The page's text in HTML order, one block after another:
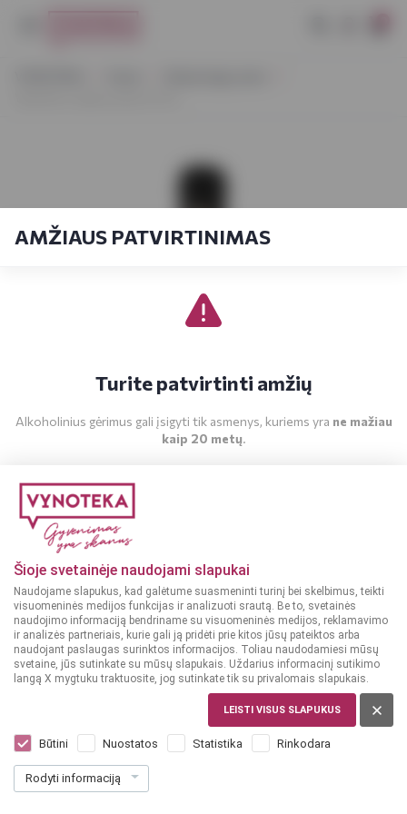
Šioje svetainėje naudojami slapukai
Naudojame slapukus, kad galėtume suasmeninti turinį bei skelbimus, teikti
visuomeninės medijos funkcijas ir analizuoti srautą. Be to, svetainės
naudojimo informaciją bendriname su visuomeninės medijos, reklamavimo
ir analizės partneriais, kurie gali ją pridėti prie kitos jūsų pateiktos arba
naudojant paslaugas surinktos informacijos. Toliau naudodamiesi mūsų
svetaine, jūs sutinkate su mūsų slapukais. Uždarius informacinį sutikimo
langą X mygtuku traktuosite, jog sutinkate tik su privalomais slapukais.
LEISTI VISUS SLAPUKUS
Būtini Nuostatos Statistika Rinkodara
Rodyti informaciją
AMŽIAUS PATVIRTINIMAS
Turite patvirtinti amžių
Alkoholinius gėrimus gali įsigyti tik asmenys, kuriems yra ne mažiau
kaip 20 metų.
Vedi Alco vyšnių vynas 0,75 L
Dar nėra balsų, galite įvertinti
19